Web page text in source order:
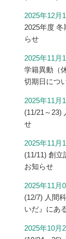
2025年12月
2025年度
らせ
2025年11月
学籍異動（
切期日につ
2025年11月
(11/21～23)
せ
2025年11月
(11/11) 創
お知らせ
2025年11月
(12/7) 人間
いだ』にあ
2025年10月